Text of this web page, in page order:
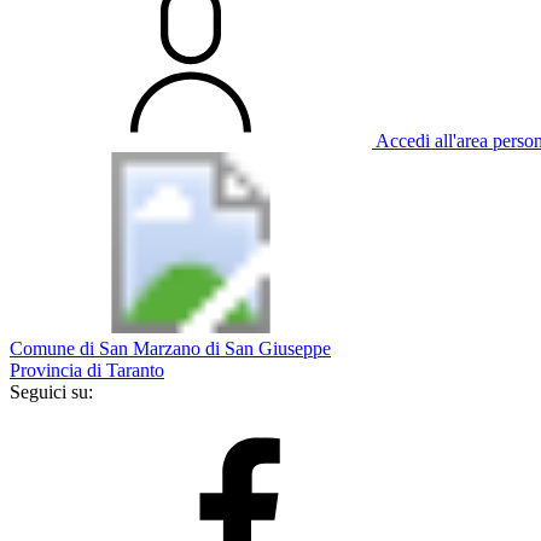
Accedi all'area
Comune di San Marzano di San Giuseppe
Provincia di Taranto
Seguici su: